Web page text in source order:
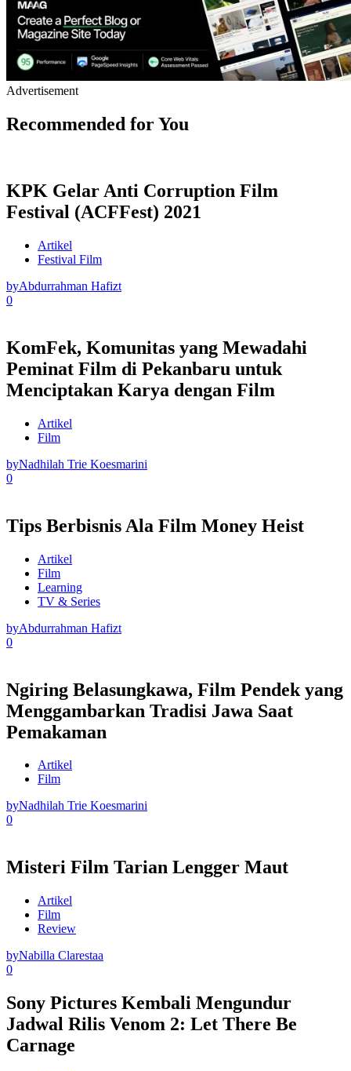
Advertisement
Recommended for You
KPK Gelar Anti Corruption Film
Festival (ACFFest) 2021
Artikel
Festival Film
byAbdurrahman Hafizt
0
KomFek, Komunitas yang Mewadahi
Peminat Film di Pekanbaru untuk
Menciptakan Karya dengan Film
Artikel
Film
byNadhilah Trie Koesmarini
0
Tips Berbisnis Ala Film Money Heist
Artikel
Film
Learning
TV & Series
byAbdurrahman Hafizt
0
Ngiring Belasungkawa, Film Pendek yang
Menggambarkan Tradisi Jawa Saat
Pemakaman
Artikel
Film
byNadhilah Trie Koesmarini
0
Misteri Film Tarian Lengger Maut
Artikel
Film
Review
byNabilla Clarestaa
0
Sony Pictures Kembali Mengundur
Jadwal Rilis Venom 2: Let There Be
Carnage